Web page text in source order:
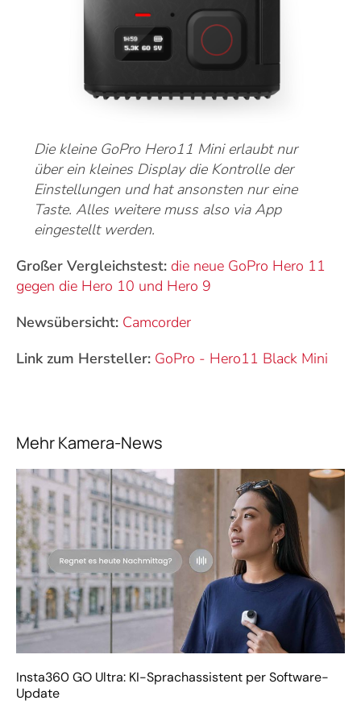
Die kleine GoPro Hero11 Mini erlaubt nur
über ein kleines Display die Kontrolle der
Einstellungen und hat ansonsten nur eine
Taste. Alles weitere muss also via App
eingestellt werden.
Großer Vergleichstest: die neue GoPro Hero 11
gegen die Hero 10 und Hero 9
Newsübersicht: Camcorder
Link zum Hersteller: GoPro - Hero11 Black Mini
Mehr Kamera-News
Insta360 GO Ultra: KI-Sprachassistent per Software-
Update